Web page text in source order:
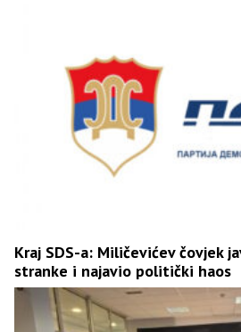
Kraj SDS-a: Miličevićev čovjek
stranke i najavio politički haos